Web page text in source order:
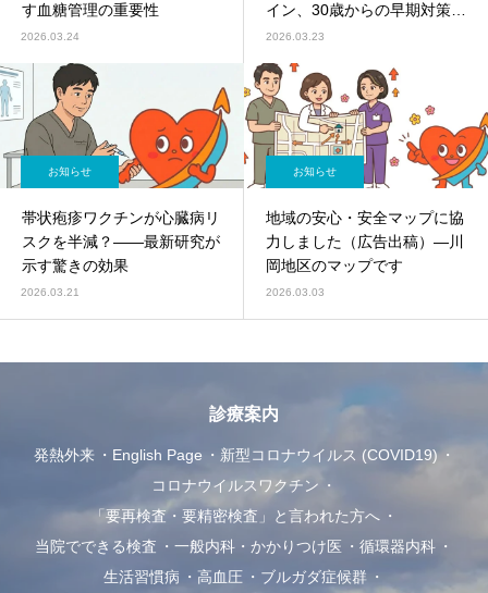
す血糖管理の重要性
2026.03.24
イン、30歳からの早期対策を
推奨
2026.03.23
お知らせ
帯状疱疹ワクチンが心臓病リ
スクを半減？——最新研究が
示す驚きの効果
2026.03.21
お知らせ
地域の安心・安全マップに協
力しました（広告出稿）―川
岡地区のマップです
2026.03.03
診療案内
発熱外来 English Page
新型コロナウイルス (COVID19)
コロナウイルスワクチン
「要再検査・要精密検査」と言われた方へ
当院でできる検査
一般内科・かかりつけ医
循環器内科
生活習慣病
高血圧
ブルガダ症候群